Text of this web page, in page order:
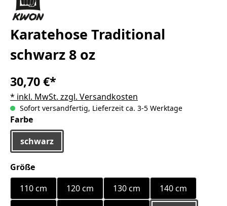
Karatehose Traditional
schwarz 8 oz
30,70 €*
* inkl. MwSt. zzgl. Versandkosten
Sofort versandfertig, Lieferzeit ca. 3-5 Werktage
Farbeauswählen
schwarz
Größeauswählen
110 cm
120 cm 130 cm 140 cm